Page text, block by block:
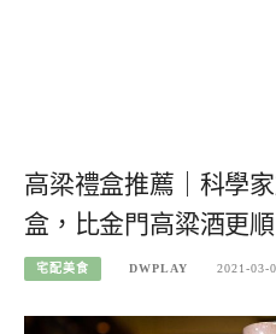
高梁禮盒推薦｜科學
盒，比金門高粱酒更
宅配美食 DWPLAY 2021-03-